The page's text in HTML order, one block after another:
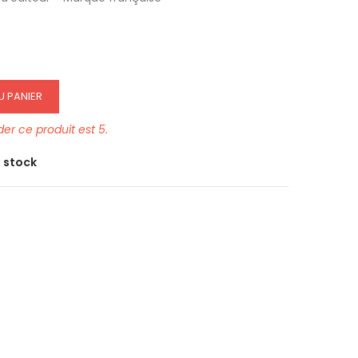
PANIER
ce produit est 5.
stock